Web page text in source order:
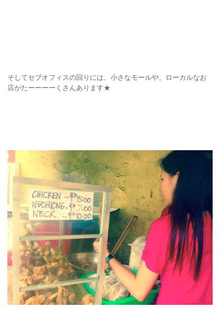
そしてセブオフィスの回りには、小さなモールや、ローカルなお
店がたーーーーくさんあります★